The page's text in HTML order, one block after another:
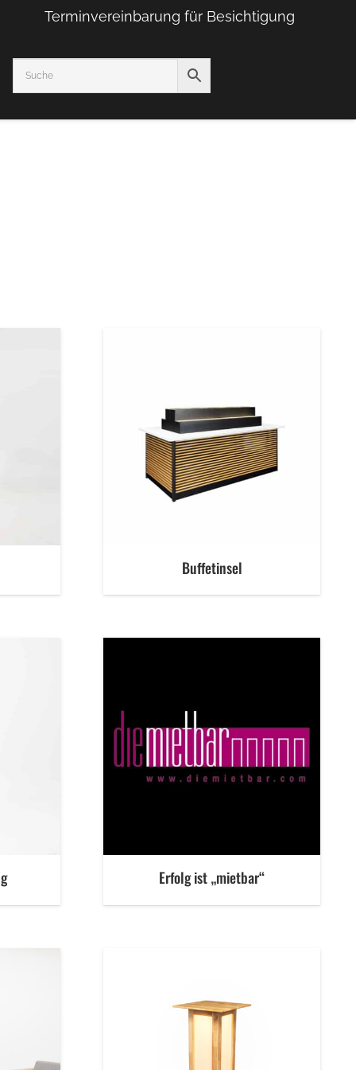
Terminvereinbarung für Besichtigung
Buffetinsel
Erfolg ist „mietbar“